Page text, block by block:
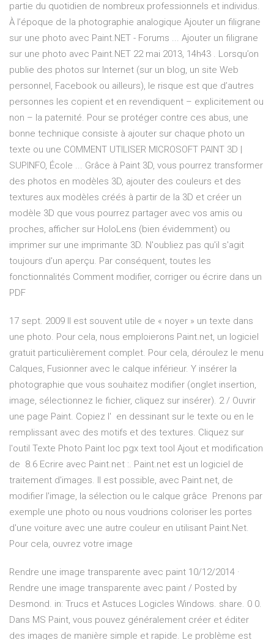
partie du quotidien de nombreux professionnels et individus.
À l’époque de la photographie analogique Ajouter un filigrane
sur une photo avec Paint.NET - Forums ... Ajouter un filigrane
sur une photo avec Paint.NET 22 mai 2013, 14h43 . Lorsqu’on
publie des photos sur Internet (sur un blog, un site Web
personnel, Facebook ou ailleurs), le risque est que d’autres
personnes les copient et en revendiquent – explicitement ou
non – la paternité. Pour se protéger contre ces abus, une
bonne technique consiste à ajouter sur chaque photo un
texte ou une COMMENT UTILISER MICROSOFT PAINT 3D |
SUPINFO, École ... Grâce à Paint 3D, vous pourrez transformer
des photos en modèles 3D, ajouter des couleurs et des
textures aux modèles créés à partir de la 3D et créer un
modèle 3D que vous pourrez partager avec vos amis ou
proches, afficher sur HoloLens (bien évidemment) ou
imprimer sur une imprimante 3D. N'oubliez pas qu'il s'agit
toujours d'un aperçu. Par conséquent, toutes les
fonctionnalités Comment modifier, corriger ou écrire dans un
PDF
17 sept. 2009 Il est souvent utile de « noyer » un texte dans
une photo. Pour cela, nous emploierons Paint.net, un logiciel
gratuit particulièrement complet. Pour cela, déroulez le menu
Calques, Fusionner avec le calque inférieur. Y insérer la
photographie que vous souhaitez modifier (onglet insertion,
image, sélectionnez le fichier, cliquez sur insérer). 2 / Ouvrir
une page Paint. Copiez l' en dessinant sur le texte ou en le
remplissant avec des motifs et des textures. Cliquez sur
l'outil Texte Photo Paint loc pgx text tool Ajout et modification
de 8.6 Ecrire avec Paint.net :. Paint.net est un logiciel de
traitement d'images. Il est possible, avec Paint.net, de
modifier l'image, la sélection ou le calque grâce Prenons par
exemple une photo ou nous voudrions coloriser les portes
d'une voiture avec une autre couleur en utilisant Paint.Net.
Pour cela, ouvrez votre image
Rendre une image transparente avec paint 10/12/2014 ·
Rendre une image transparente avec paint / Posted by
Desmond. in: Trucs et Astuces Logicles Windows. share. 0 0.
Dans MS Paint, vous pouvez généralement créer et éditer
des images de manière simple et rapide. Le problème est